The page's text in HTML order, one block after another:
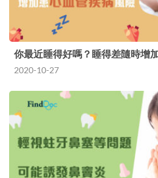
你最近睡得好嗎？睡得差隨時增
2020-10-27